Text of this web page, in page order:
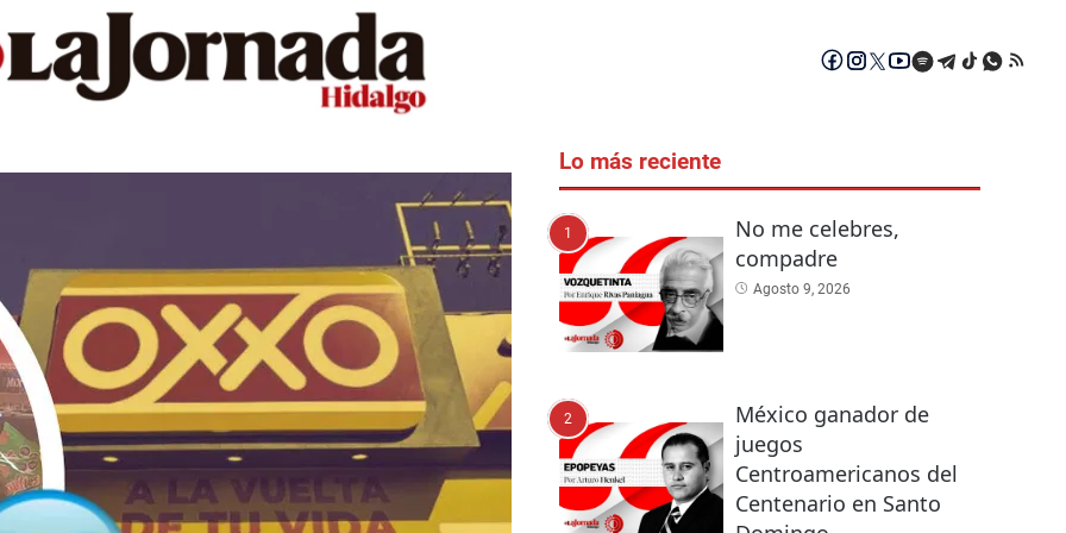
Lo más reciente
1
No me celebres,
compadre
Agosto 9, 2026
2
México ganador de
juegos
Centroamericanos del
Centenario en Santo